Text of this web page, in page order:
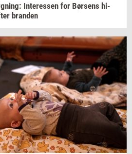
In­ter­es­sen for Bør­sens hi­
bran­den